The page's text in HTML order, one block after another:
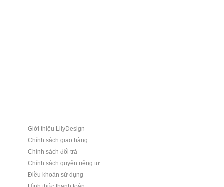
Giới thiệu LilyDesign
Chính sách giao hàng
Chính sách đổi trả
Chính sách quyền riêng tư
Điều khoản sử dụng